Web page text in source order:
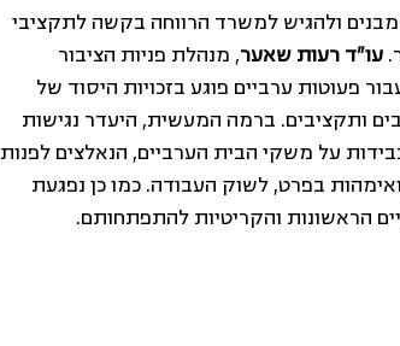
ולהגיש למשרד הרווחה בקשה לתקציבי
עו"ד רעות שאער, מנהלת פניות הציבור
פעוטות ערביים פוגע בזכויות היסוד של
ותקציבים. ברמה המעשית, היעדר נגישות
על משקי הבית הערביים, הנאלצים לפנות
בפרט, לשוק העבודה. כמו כן נפגעת
הראשונות והקריטיות להתפתחותם.